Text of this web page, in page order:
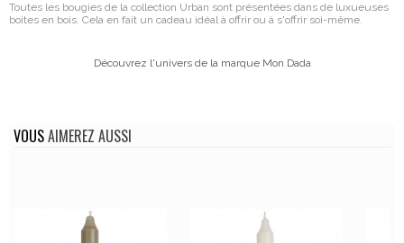
Toutes les bougies de la collection Urban sont présentées dans de luxueuses
boites en bois. Cela en fait un cadeau idéal à offrir ou à s'offrir soi-même.
Découvrez l'univers de la marque Mon Dada
VOUSAIMEREZ AUSSI